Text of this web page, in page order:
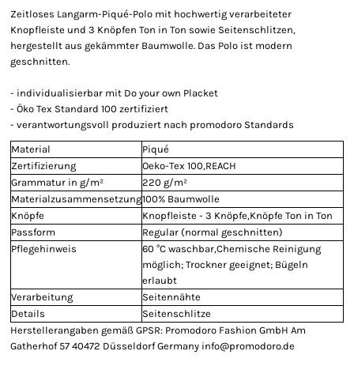
Zeitloses Langarm-Piqué-Polo mit hochwertig verarbeiteter
Knopfleiste und 3 Knöpfen Ton in Ton sowie Seitenschlitzen,
hergestellt aus gekämmter Baumwolle. Das Polo ist modern
geschnitten.
- individualisierbar mit Do your own Placket
- Öko Tex Standard 100 zertifiziert
- verantwortungsvoll produziert nach promodoro Standards
Material
Piqué
Zertifizierung
Oeko-Tex 100,REACH
Grammatur in g/m²
220 g/m²
Materialzusammensetzung100% Baumwolle
Knöpfe
Knopfleiste - 3 Knöpfe,Knöpfe Ton in Ton
Passform
Regular (normal geschnitten)
Pflegehinweis
60 °C waschbar,Chemische Reinigung
möglich; Trockner geeignet; Bügeln
erlaubt
Verarbeitung
Seitennähte
Details
Seitenschlitze
Herstellerangaben gemäß GPSR: Promodoro Fashion GmbH Am
Gatherhof 57 40472 Düsseldorf Germany info@promodoro.de